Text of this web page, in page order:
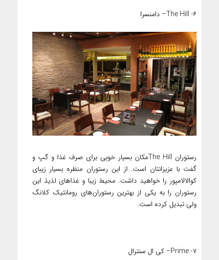
۶- The Hill– دامنسرا
رستوران The Hillمکان بسیار خوبی برای صرف غذا و گپ و
گفت با عزیزانتان است. از این رستوران منظره بسیار زیبای
کوالالامپور را خواهید داشت. محیط زیبا و غذاهای لذیذ این
رستوران را به یکی از بهترین رستوران‌های رومانتیک کلانگ
ولی تبدیل کرده است.
۷- Prime– کی ال سنترال